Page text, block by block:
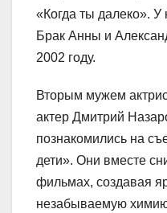
«Когда ты далеко».
Брак Анны и
2002 году.
Вторым мужем
актер Дмитрий
познакомились на
дети». Они вместе
фильмах, создавая
незабываемую